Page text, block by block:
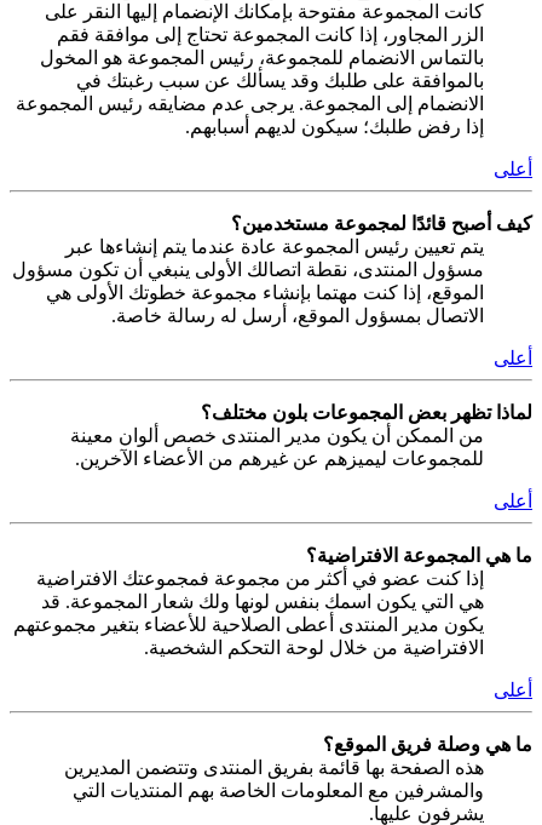
كانت المجموعة مفتوحة بإمكانك الإنضمام إليها النقر على
الزر المجاور، إذا كانت المجموعة تحتاج إلى موافقة فقم
بالتماس الانضمام للمجموعة، رئيس المجموعة هو المخول
بالموافقة على طلبك وقد يسألك عن سبب رغبتك في
الانضمام إلى المجموعة. يرجى عدم مضايقه رئيس المجموعة
إذا رفض طلبك؛ سيكون لديهم أسبابهم.
أعلى
كيف أصبح قائدًا لمجموعة مستخدمين؟
يتم تعيين رئيس المجموعة عادة عندما يتم إنشاءها عبر
مسؤول المنتدى، نقطة اتصالك الأولى ينبغي أن تكون مسؤول
الموقع، إذا كنت مهتما بإنشاء مجموعة خطوتك الأولى هي
الاتصال بمسؤول الموقع، أرسل له رسالة خاصة.
أعلى
لماذا تظهر بعض المجموعات بلون مختلف؟
من الممكن أن يكون مدير المنتدى خصص ألوان معينة
للمجموعات ليميزهم عن غيرهم من الأعضاء الآخرين.
أعلى
ما هي المجموعة الافتراضية؟
إذا كنت عضو في أكثر من مجموعة فمجموعتك الافتراضية
هي التي يكون اسمك بنفس لونها ولك شعار المجموعة. قد
يكون مدير المنتدى أعطى الصلاحية للأعضاء بتغير مجموعتهم
الافتراضية من خلال لوحة التحكم الشخصية.
أعلى
ما هي وصلة فريق الموقع؟
هذه الصفحة بها قائمة بفريق المنتدى وتتضمن المديرين
والمشرفين مع المعلومات الخاصة بهم المنتديات التي
يشرفون عليها.